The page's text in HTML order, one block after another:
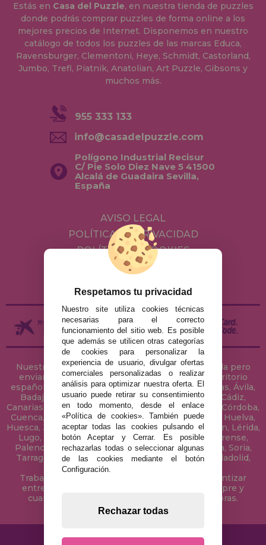
Estás en Casa del Puzzle, en nuestra tienda de puzzles
donde podrás comprar puzzles de forma online a los
mejores precios de Internet. Disponemos en nuestro
catálogo de todos los puzzles de las marcas Educa,
Ravensburger, Clementoni, Heye, Schmidt, Castorland,
Jumbo, Trefl, Piatnik, Anatolian, Art Puzzle, Gibsons y
muchos más.
955 333 133
info@casadelpuzzle.com
Polígono Industrial Recisur
C/ Pie Solo Diez Nave 5 41500
Alcalá de Guadaira Sevilla,
España
AVISO LEGAL
POLÍTICA DE PRIVACIDAD
POLÍTICA DE COOKIES
ENVÍOS Y DEVOLUCIONES
Nuestra tienda de puzzles está ubicada en Sevilla pero
enviamos tus puzzles a cualquier ciudad del territorio
español: Álava, Albacete, Alicante, Almería, Asturias, Ávila,
Badajoz, Baleares, Barcelona, Burgos, Cáceres, Cádiz,
Canarias, Cantabria, Castellón, Ceuta, Ciudad Real, Córdoba,
Cuenca, Gerona, Granada, Guadalajara, Guipúzcoa, Huelva,
Huesca, Jaén, La Coruña, La Rioja, Las Palmas, Leon, Lérida,
Lugo, Madrid, Málaga, Melilla, Murcia, Navarra, Orense,
Palencia, Pontevedra, Salamanca, Segovia, Sevilla, Soria,
Tarragona, Tenerife, Teruel, Toledo, Valencia, Valladolid,
Vizcaya, Zamora y Zaragoza.
Trabajamos con Stocks permanentes para garantizar
entregas rápidas en territorio peninsular, siempre y
cuando el pedido se realice antes de las 18 horas.
Respetamos tu privacidad
Nuestro site utiliza cookies técnicas
necesarias para el correcto
funcionamiento del sitio web. Es posible
que además se utilicen otras categorías
de cookies para personalizar la
experiencia de usuario, divulgar ofertas
comerciales personalizadas o realizar
análisis para optimizar nuestra oferta. El
usuario puede retirar su consentimiento
en todo momento, desde el enlace
«Política de cookies». También puede
aceptar todas las cookies pulsando el
botón Aceptar y Cerrar. Es posible
rechazarlas todas o seleccionar algunas
de las cookies mediante el botón
Configuración.
Rechazar todas